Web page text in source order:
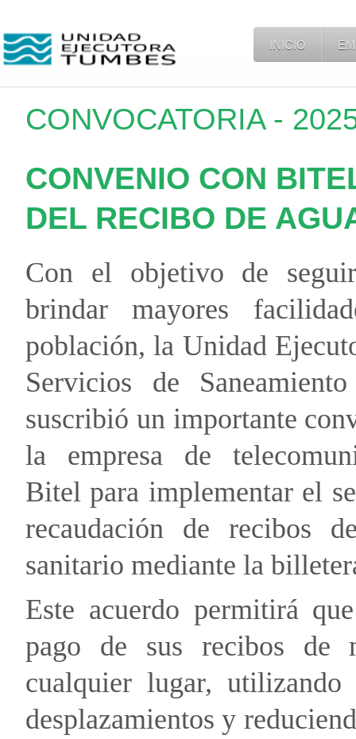
INICIO
CONVOCATORIA -
CONVENIO CON
DEL RECIBO DE
Con el objetivo de
brindar mayores
población, la Unidad
Servicios de
suscribió un importante
la empresa de
Bitel para implementar el
recaudación de recibos
sanitario mediante la
Este acuerdo permitirá
pago de sus recibos de
cualquier lugar, utilizando
desplazamientos y